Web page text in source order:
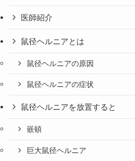
医師紹介
鼠径ヘルニアとは
鼠径ヘルニアの原因
鼠径ヘルニアの症状
鼠径ヘルニアを放置すると
嵌頓
巨大鼠径ヘルニア